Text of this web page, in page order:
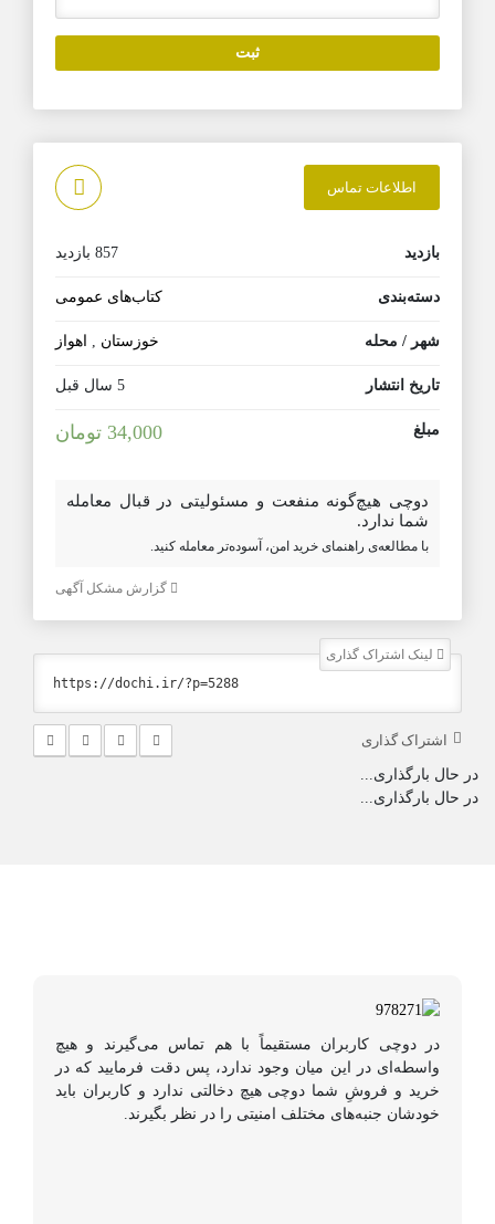
اطلاعات تماس
بازدید 857 بازدید
دسته‌بندی کتاب‌های عمومی
شهر / محله خوزستان اهواز
تاریخ انتشار 5 سال قبل
مبلغ 34,000 تومان
دوچی هیچ‌گونه منفعت و مسئولیتی در قبال معامله
شما ندارد.
با مطالعه‌ی راهنمای خرید امن، آسوده‌تر معامله کنید.
گزارش مشکل آگهی
لینک اشتراک گذاری
اشتراک گذاری
در حال بارگذاری...
در حال بارگذاری...
در دوچی کاربران مستقیماً با هم تماس می‌گیرند و هیچ
واسطه‌ای در این میان وجود ندارد، پس دقت فرمایید که در
خرید و فروشِ شما دوچی هیچ دخالتی ندارد و کاربران باید
خودشان جنبه‌های مختلف امنیتی را در نظر بگیرند.